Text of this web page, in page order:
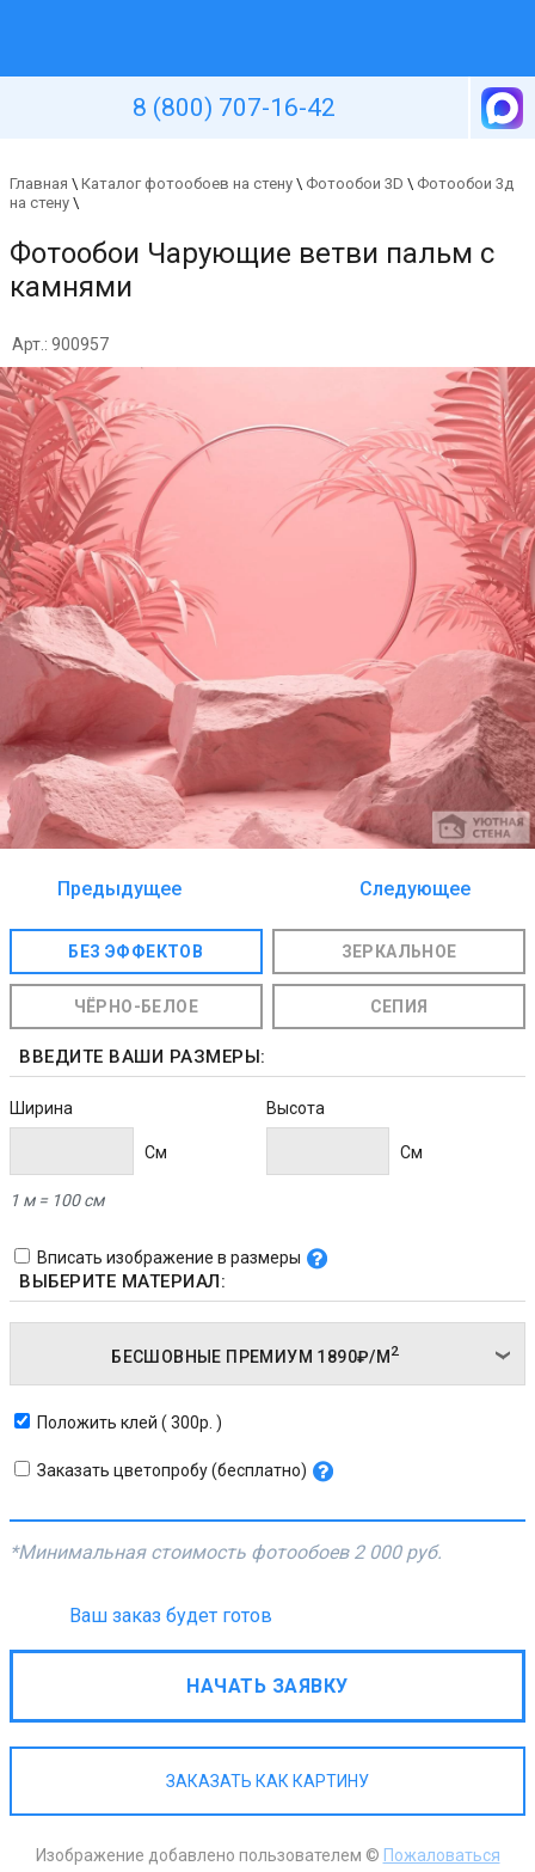
8 (800) 707-16-42
Главная \ Каталог фотообоев на стену \ Фотообои 3D \ Фотообои 3д
на стену \
Фотообои Чарующие ветви пальм с
камнями
Арт.: 900957
Предыдущее
Следующее
БЕЗ ЭФФЕКТОВ ЗЕРКАЛЬНОЕ
ЧЁРНО-БЕЛОЕ СЕПИЯ
ВВЕДИТЕ ВАШИ РАЗМЕРЫ:
Ширина
Cм
Высота
Cм
1 м = 100 см
Вписать изображение в размеры
ВЫБЕРИТЕ МАТЕРИАЛ:
БЕСШОВНЫЕ ПРЕМИУМ 1890₽/М 2
Положить клей ( 300р. )
Заказать цветопробу (бесплатно)
*Минимальная стоимость фотообоев 2 000 руб.
Ваш заказ будет готов
НАЧАТЬ ЗАЯВКУ
ЗАКАЗАТЬ КАК КАРТИНУ
Изображение добавлено пользователем © Пожаловаться